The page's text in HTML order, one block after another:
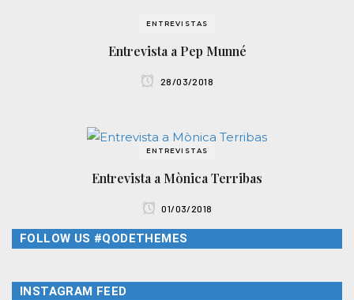
ENTREVISTAS
Entrevista a Pep Munné
28/03/2018
ENTREVISTAS
Entrevista a Mònica Terribas
01/03/2018
FOLLOW US #QODETHEMES
INSTAGRAM FEED